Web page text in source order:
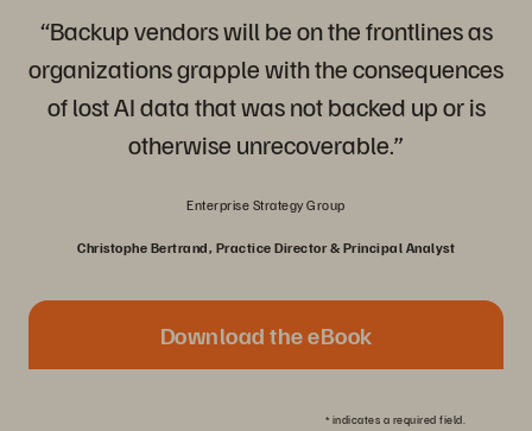
“Backup vendors will be on the frontlines as
organizations grapple with the consequences
of lost AI data that was not backed up or is
otherwise unrecoverable.”
Enterprise Strategy Group
Christophe Bertrand, Practice Director & Principal Analyst
Download the eBook
* indicates a required field.